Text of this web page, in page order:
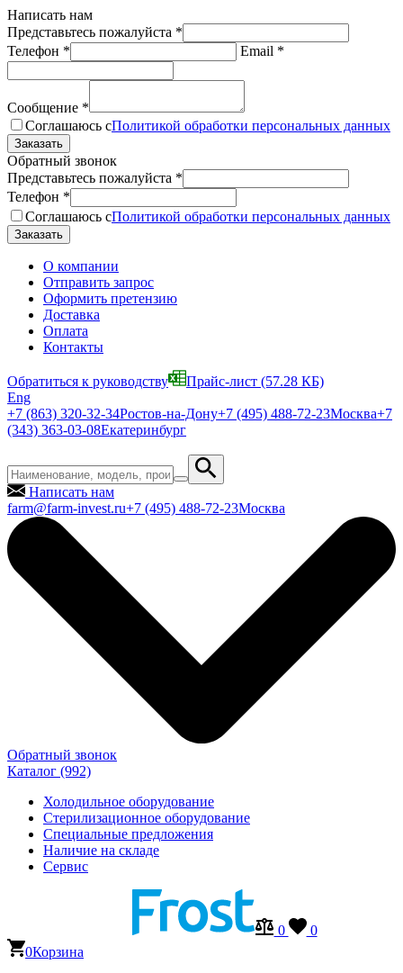
Написать нам
Представьтесь пожалуйста *
Телефон * Email *
Сообщение *
Соглашаюсь сПолитикой обработки персональных данных
Обратный звонок
Представьтесь пожалуйста *
Телефон *
Соглашаюсь сПолитикой обработки персональных данных
О компании
Отправить запрос
Оформить претензию
Доставка
Оплата
Контакты
Обратиться к руководству Прайс-лист (57.28 КБ)
Eng
+7 (863) 320-32-34Ростов-на-Дону+7 (495) 488-72-23Москва+7
(343) 363-03-08Екатеринбург
Написать нам
farm@farm-invest.ru+7 (495) 488-72-23Москва
Обратный звонок
Каталог (992)
Холодильное оборудование
Стерилизационное оборудование
Специальные предложения
Наличие на складе
Сервис
0
0
0Корзина